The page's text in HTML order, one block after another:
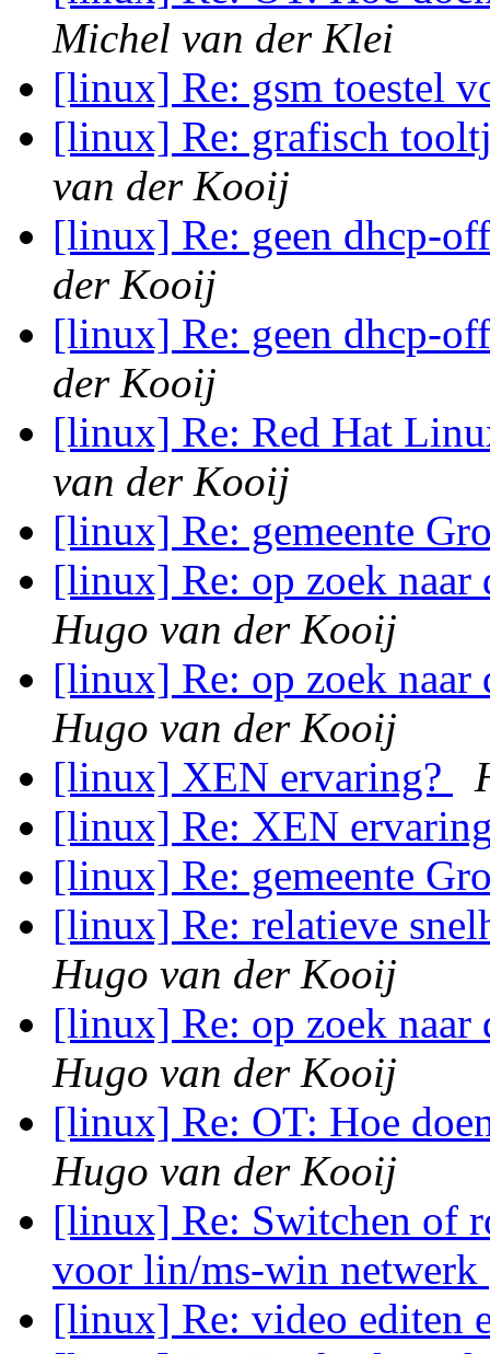
Michel van der Klei
[linux] Re: gsm toestel
[linux] Re: grafisch
van der Kooij
[linux] Re: geen dhcp-
der Kooij
[linux] Re: geen dhcp-
der Kooij
[linux] Re: Red Hat
van der Kooij
[linux] Re: gemeente
[linux] Re: op zoek
Hugo van der Kooij
[linux] Re: op zoek
Hugo van der Kooij
[linux] XEN ervaring?
[linux] Re: XEN
[linux] Re: gemeente
[linux] Re: relatieve
Hugo van der Kooij
[linux] Re: op zoek
Hugo van der Kooij
[linux] Re: OT: Hoe
Hugo van der Kooij
[linux] Re: Switchen of
voor lin/ms-win netwerk
[linux] Re: video editen